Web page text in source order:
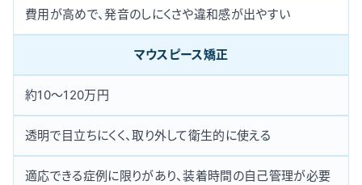
費用が高めで、発音のしにくさや違和感が出やすい
マウスピース矯正
約10〜120万円
透明で目立ちにくく、取り外して衛生的に使える
適応できる症例に限りがあり、装着時間の自己管理が必要